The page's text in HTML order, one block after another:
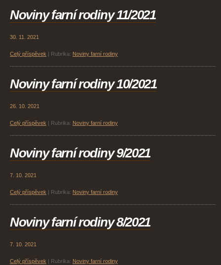
Noviny farní rodiny 11/2021
30. 11. 2021
Celý příspěvek Rubrika: Noviny farní rodiny
Noviny farní rodiny 10/2021
26. 10. 2021
Celý příspěvek Rubrika: Noviny farní rodiny
Noviny farní rodiny 9/2021
7. 10. 2021
Celý příspěvek Rubrika: Noviny farní rodiny
Noviny farní rodiny 8/2021
7. 10. 2021
Celý příspěvek Rubrika: Noviny farní rodiny